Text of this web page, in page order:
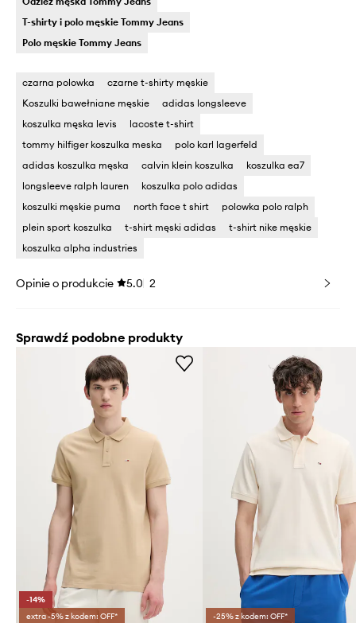
T-shirty i polo męskie Tommy Jeans
Polo męskie Tommy Jeans
czarna polowka
czarne t-shirty męskie
Koszulki bawełniane męskie
adidas longsleeve
koszulka męska levis
lacoste t-shirt
tommy hilfiger koszulka meska
polo karl lagerfeld
adidas koszulka męska
calvin klein koszulka
koszulka ea7
longsleeve ralph lauren
koszulka polo adidas
koszulki męskie puma
north face t shirt
polowka polo ralph
plein sport koszulka
t-shirt męski adidas
t-shirt nike męskie
koszulka alpha industries
Opinie o produkcie 5.0 2
Sprawdź podobne produkty
-14%
extra -5% z kodem: OFF*
-25% z kodem: OFF*